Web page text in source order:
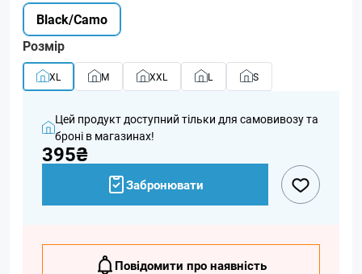
Black/Camo
Розмір
XL M XXL L S
Цей продукт доступний тільки для самовивозу та
броні в магазинах!
395₴
Забронювати
Повідомити про наявність